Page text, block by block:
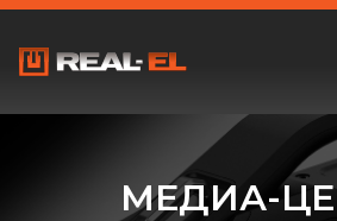
МЕДИА-